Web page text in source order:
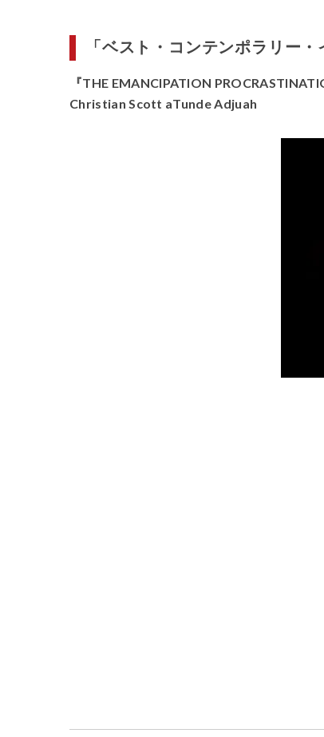
「ベスト・コンテンポラリー
『THE EMANCIPATION
Christian Scott aTunde Adjuah